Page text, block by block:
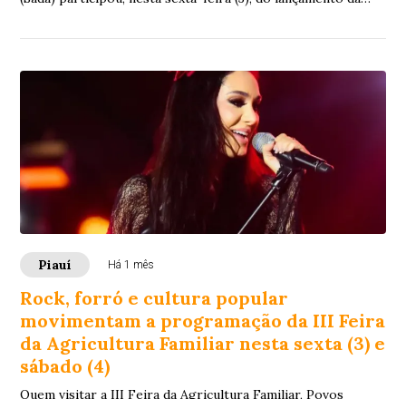
Piauí Há 1 mês
Rock, forró e cultura popular
movimentam a programação da III Feira
da Agricultura Familiar nesta sexta (3) e
sábado (4)
Quem visitar a III Feira da Agricultura Familiar, Povos